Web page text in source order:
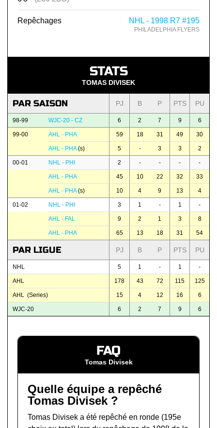
Repêchages NHL - 1998 R7 #195
PHILADELPHIA FLYERS
STATS
TOMAS DIVISEK
PAR SAISON PJ B P PTS PU
98-99 WJC-20 - CZ 6 2 7 9 6
99-00 AHL - PHA 59 18 31 49 30
AHL - PHA(s) 5 - 3 3 2
00-01 NHL - PHI 2 - - - -
AHL - PHA 45 10 22 32 33
AHL - PHA(s) 10 4 9 13 4
01-02 NHL - PHI 3 1 - 1 -
AHL - FAL 9 2 1 3 8
AHL - PHA 65 13 18 31 54
PAR LIGUE PJ B P PTS PU
NHL 5 1 - 1 -
AHL 178 43 72 115 125
AHL (Series) 15 4 12 16 6
WJC-20 6 2 7 9 6
FAQ
Tomas Divisek
Quelle équipe a repêché
Tomas Divisek ?
Tomas Divisek a été repêché en ronde (195e